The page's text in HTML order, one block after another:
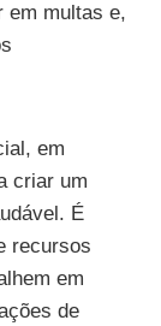
em multas e,
em
criar um
É
recursos
em
de